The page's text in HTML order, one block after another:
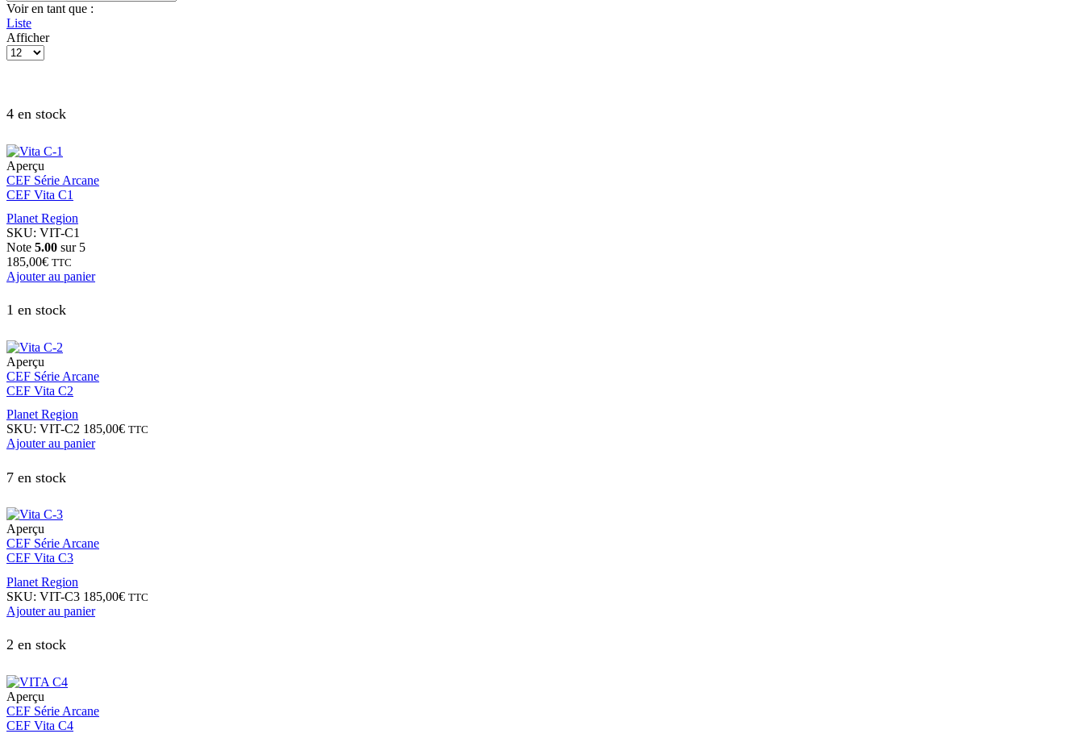
Voir en tant que :
Liste
Afficher
4 en stock
Aperçu
CEF Série Arcane
CEF Vita C1
Planet Region
SKU: VIT-C1
Note 5.00 sur 5
185,00€ TTC
Ajouter au panier
1 en stock
Aperçu
CEF Série Arcane
CEF Vita C2
Planet Region
SKU: VIT-C2 185,00€ TTC
Ajouter au panier
7 en stock
Aperçu
CEF Série Arcane
CEF Vita C3
Planet Region
SKU: VIT-C3 185,00€ TTC
Ajouter au panier
2 en stock
Aperçu
CEF Série Arcane
CEF Vita C4